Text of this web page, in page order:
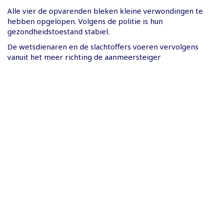
Alle vier de opvarenden bleken kleine verwondingen te
hebben opgelopen. Volgens de politie is hun
gezondheidstoestand stabiel.
De wetsdienaren en de slachtoffers voeren vervolgens
vanuit het meer richting de aanmeersteiger